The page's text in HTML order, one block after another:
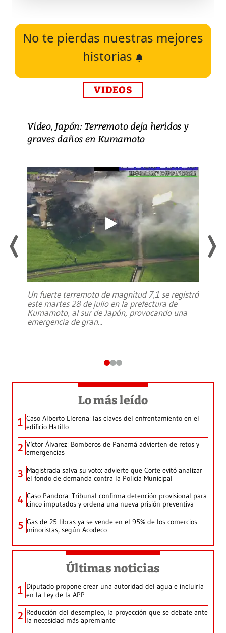
No te pierdas nuestras mejores
historias
VIDEOS
Video, Japón: Terremoto deja heridos y
graves daños en Kumamoto
Un fuerte terremoto de magnitud 7,1 se registró
este martes 28 de julio en la prefectura de
Kumamoto, al sur de Japón, provocando una
emergencia de gran...
Lo más leído
1 Caso Alberto Llerena: las claves del enfrentamiento en el
edificio Hatillo
2 Víctor Álvarez: Bomberos de Panamá advierten de retos y
emergencias
3 Magistrada salva su voto: advierte que Corte evitó analizar
el fondo de demanda contra la Policía Municipal
4 Caso Pandora: Tribunal confirma detención provisional para
cinco imputados y ordena una nueva prisión preventiva
5 Gas de 25 libras ya se vende en el 95% de los comercios
minoristas, según Acodeco
Últimas noticias
1 Diputado propone crear una autoridad del agua e incluirla
en la Ley de la APP
2 Reducción del desempleo, la proyección que se debate ante
la necesidad más apremiante